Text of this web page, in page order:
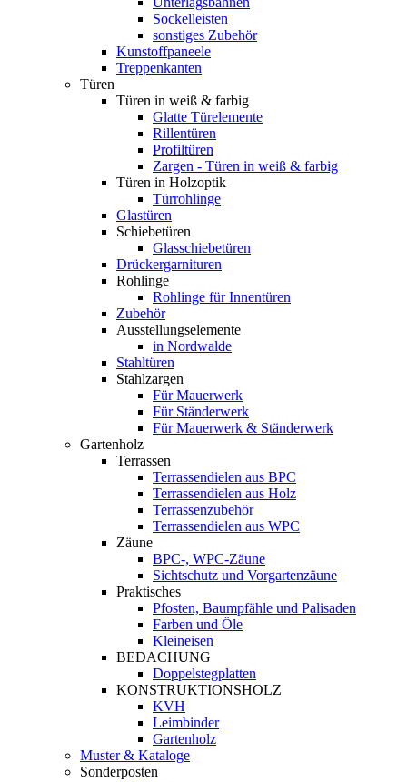
Sockelleisten
sonstiges Zubehör
Kunstoffpaneele
Treppenkanten
Türen
Türen in weiß & farbig
Glatte Türelemente
Rillentüren
Profiltüren
Zargen - Türen in weiß & farbig
Türen in Holzoptik
Türrohlinge
Glastüren
Schiebetüren
Glasschiebetüren
Drückergarnituren
Rohlinge
Rohlinge für Innentüren
Zubehör
Ausstellungselemente
in Nordwalde
Stahltüren
Stahlzargen
Für Mauerwerk
Für Ständerwerk
Für Mauerwerk & Ständerwerk
Gartenholz
Terrassen
Terrassendielen aus BPC
Terrassendielen aus Holz
Terrassenzubehör
Terrassendielen aus WPC
Zäune
BPC-, WPC-Zäune
Sichtschutz und Vorgartenzäune
Praktisches
Pfosten, Baumpfähle und Palisaden
Farben und Öle
Kleineisen
BEDACHUNG
Doppelstegplatten
KONSTRUKTIONSHOLZ
KVH
Leimbinder
Gartenholz
Muster & Kataloge
Sonderposten